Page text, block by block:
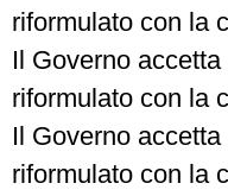
riformulato con la
Il Governo
riformulato con la
Il Governo
riformulato con la